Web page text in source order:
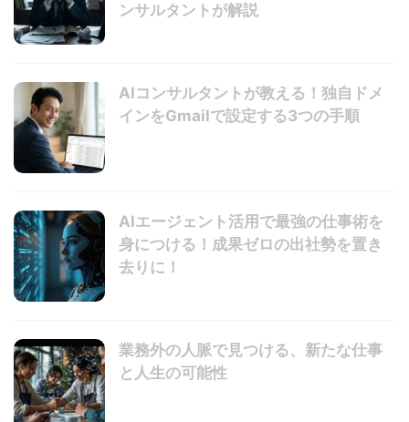
ンサルタントが解説
AIコンサルタントが教える！独自ドメ
インをGmailで設定する3つの手順
AIエージェント活用で最強の仕事術を
身につける！成果ゼロの出社勢を置き
去りに！
業務外の人脈で見つける、新たな仕事
と人生の可能性